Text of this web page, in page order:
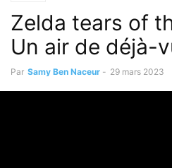
Zelda tears of
Un air de déjà-
Par Samy Ben Naceur - 29 mars 2023